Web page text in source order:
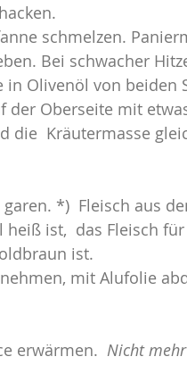
schmelzen.
Bei schwacher
in Olivenöl von beiden
der Oberseite mit
die  Kräutermasse
*)  Fleisch aus
ist,  das Fleisch
ist.
mit Alufolie
erwärmen. Nicht